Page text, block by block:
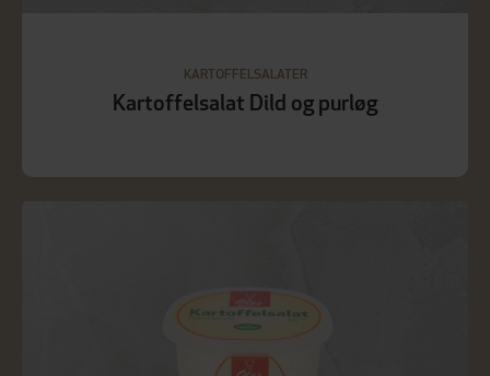
KARTOFFELSALATER
Kartoffelsalat Dild og purløg